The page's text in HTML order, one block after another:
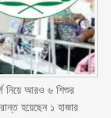
নিয়ে আরও ৬ শিশুর
হয়েছেন ১ হাজার